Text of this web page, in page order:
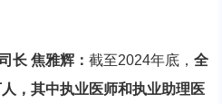
长 焦雅辉： 截至2024年底， 全
，其中执业医师和执业助理医